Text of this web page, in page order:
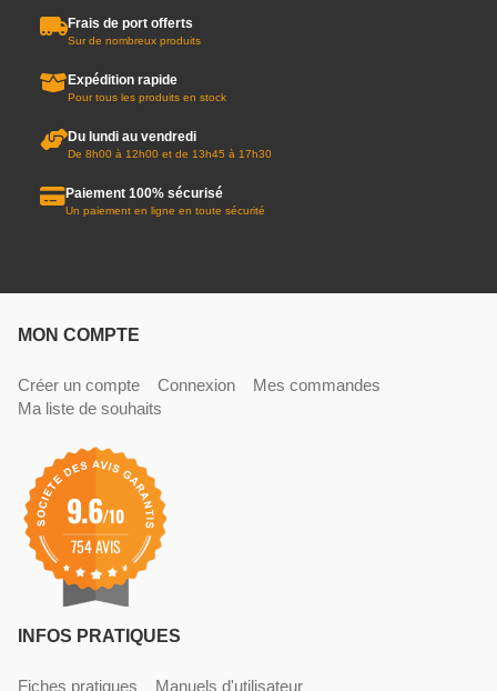
Frais de port offerts
Sur de nombreux produits
Expédition rapide
Pour tous les produits en stock
Du lundi au vendredi
De 8h00 à 12h00 et de 13h45 à 17h30
Paiement 100% sécurisé
Un paiement en ligne en toute sécurité
MON COMPTE
Créer un compte Connexion
Mes commandes
Ma liste de souhaits
9.6/10
754 AVIS
INFOS PRATIQUES
Fiches pratiques Manuels d'utilisateur